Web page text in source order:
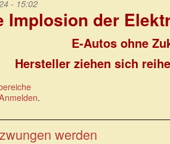
- 15:02
Implosion der
E-Autos ohne
Hersteller ziehen sich
.
werden